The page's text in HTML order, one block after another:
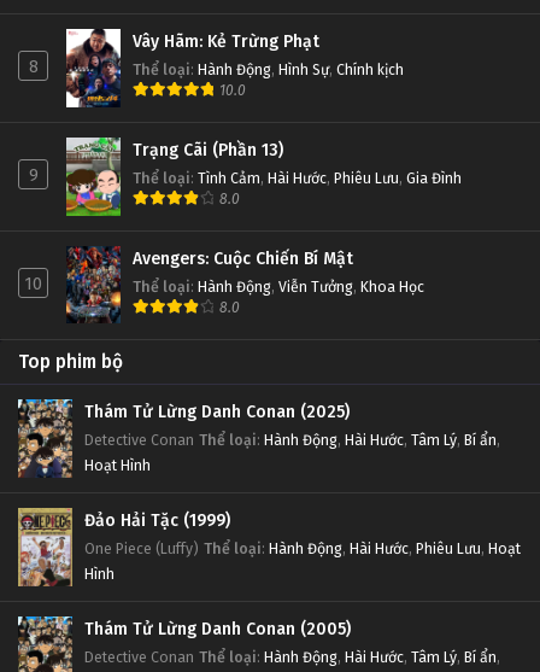
8
Vây Hãm: Kẻ Trừng Phạt
Thể loại: Hành Động, Hình Sự, Chính kịch
10.0
9
Trạng Cãi (Phần 13)
Thể loại: Tình Cảm, Hài Hước, Phiêu Lưu, Gia Đình
8.0
10
Avengers: Cuộc Chiến Bí Mật
Thể loại: Hành Động, Viễn Tưởng, Khoa Học
8.0
Top phim bộ
Thám Tử Lừng Danh Conan (2025)
Detective Conan Thể loại: Hành Động, Hài Hước, Tâm Lý, Bí ẩn,
Hoạt Hình
Đảo Hải Tặc (1999)
One Piece (Luffy) Thể loại: Hành Động, Hài Hước, Phiêu Lưu, Hoạt
Hình
Thám Tử Lừng Danh Conan (2005)
Detective Conan Thể loại: Hành Động, Hài Hước, Tâm Lý, Bí ẩn,